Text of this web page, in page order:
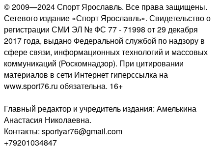
© 2009—2024 Спорт Ярославль. Все права защищены.
Сетевого издание «Спорт Ярославль». Свидетельство о
регистрации СМИ ЭЛ № ФС 77 - 71998 от 29 декабря
2017 года, выдано Федеральной службой по надзору в
сфере связи, информационных технологий и массовых
коммуникаций (Роскомнадзор). При цитировании
материалов в сети Интернет гиперссылка на
www.sport76.ru обязательна. 16+
Главный редактор и учредитель издания: Амелькина
Анастасия Николаевна.
Контакты: sportyar76@gmail.com
+79201034847